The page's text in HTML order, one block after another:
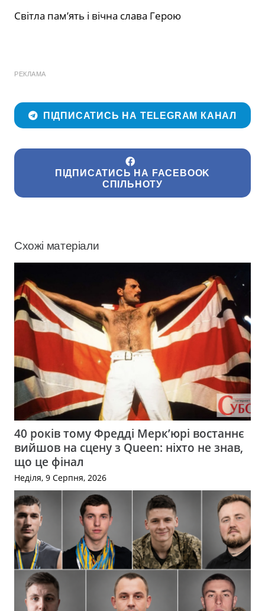
Світла пам’ять і вічна слава Герою
РЕКЛАМА
ПІДПИСАТИСЬ НА TELEGRAM КАНАЛ
ПІДПИСАТИСЬ НА FACEBOOK
СПІЛЬНОТУ
Схожі матеріали
40 років тому Фредді Мерк’юрі востаннє
вийшов на сцену з Queen: ніхто не знав,
що це фінал
Неділя, 9 Серпня, 2026